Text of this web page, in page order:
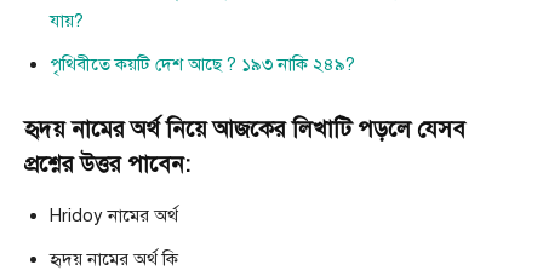
যায়?
পৃথিবীতে কয়টি দেশ আছে ? ১৯৩ নাকি ২৪৯?
হৃদয় নামের অর্থ নিয়ে আজকের লিখাটি পড়লে যেসব
প্রশ্নের উত্তর পাবেন:
Hridoy নামের অর্থ
হৃদয় নামের অর্থ কি